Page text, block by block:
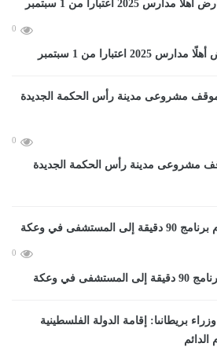
0
اعتبارا من 1 سبتمبر
0
مشروعى مدينة رأس الحكمة الجديدة
0
في وعكة